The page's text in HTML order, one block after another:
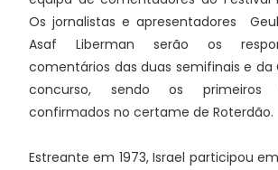
Os jornalistas e apresentadores
Asaf Liberman serão os
comentários das duas semifinais e da
concurso, sendo os primeiros
confirmados no certame de Roterdão.
Estreante em 1973, Israel participou